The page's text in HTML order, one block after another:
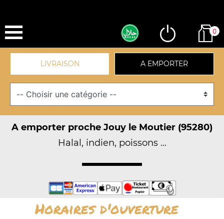
0
LIVRAISON A EMPORTER
A emporter proche Jouy le Moutier (95280)
Halal, indien, poissons ...
Horaires d'ouverture